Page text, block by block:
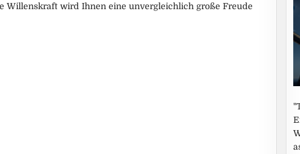
Willenskraft wird Ihnen eine unvergleichlich große Freude